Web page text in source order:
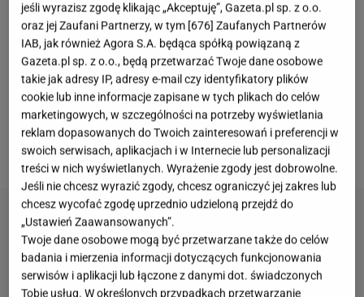
Stingbędzie gwiazdą wieczoru podczas "Sylwestra z
Dwójką", który 31 grudnia 2025 roku odbędzie się w
Katowicach. Wielu fanów zszokował fakt, iż
gwiazdor nie pojawił się dzień wcześniej na próbie
wszystkich gwiazd. Organizatorzy uspokajają.W
rozmowie z mediami wyjawili także, jakie
wymagania przed występem ma wokalista.
jeśli wyrazisz zgodę klikając „Akceptuję”, Gazeta.pl sp. z o.o.
oraz jej Zaufani Partnerzy, w tym [676] Zaufanych Partnerów
IAB, jak również Agora S.A. będąca spółką powiązaną z
Gazeta.pl sp. z o.o., będą przetwarzać Twoje dane osobowe
takie jak adresy IP, adresy e-mail czy identyfikatory plików
cookie lub inne informacje zapisane w tych plikach do celów
marketingowych, w szczególności na potrzeby wyświetlania
reklam dopasowanych do Twoich zainteresowań i preferencji w
swoich serwisach, aplikacjach i w Internecie lub personalizacji
treści w nich wyświetlanych. Wyrażenie zgody jest dobrowolne.
Jeśli nie chcesz wyrazić zgody, chcesz ograniczyć jej zakres lub
chcesz wycofać zgodę uprzednio udzieloną przejdź do
„Ustawień Zaawansowanych”.
Twoje dane osobowe mogą być przetwarzane także do celów
badania i mierzenia informacji dotyczących funkcjonowania
serwisów i aplikacji lub łączone z danymi dot. świadczonych
Tobie usług. W określonych przypadkach przetwarzanie